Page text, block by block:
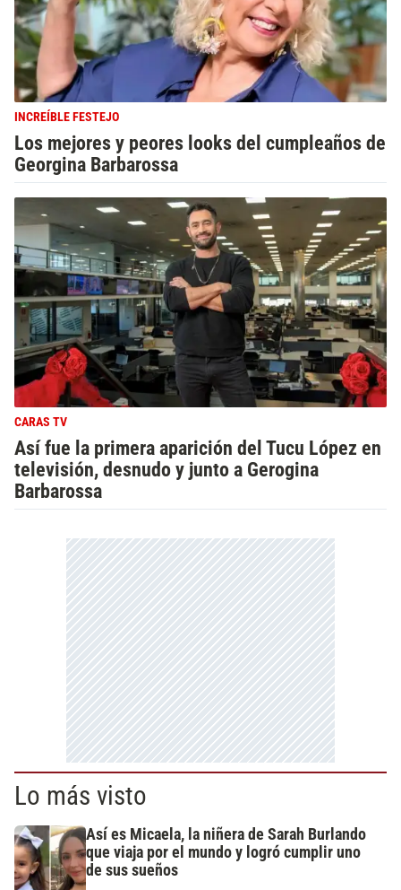
INCREÍBLE FESTEJO
Los mejores y peores looks del cumpleaños de
Georgina Barbarossa
CARAS TV
Así fue la primera aparición del Tucu López en
televisión, desnudo y junto a Gerogina
Barbarossa
Lo más visto
Así es Micaela, la niñera de Sarah Burlando
que viaja por el mundo y logró cumplir uno
de sus sueños